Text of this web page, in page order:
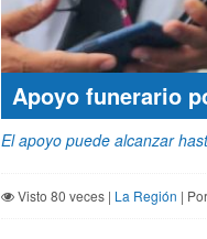
Apoyo funerario
El apoyo puede alcanzar
Visto 80 veces | La Región |